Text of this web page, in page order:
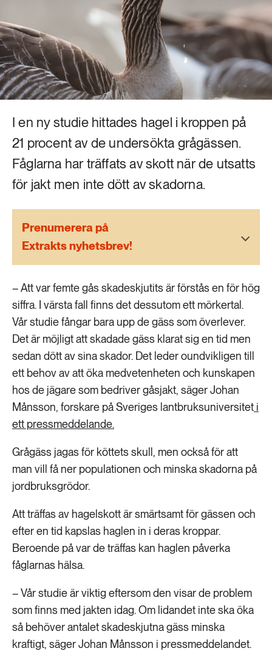
Mat & jordbruk
Skog
Social hållbarhet
Transport
Vatten
252 ARTIKLAR
Landsbygd
939 ARTIKLAR
Livsstil & konsumtion
612 ARTIKLAR
Mat & jordbruk
262 ARTIKLAR
Skog
360 ARTIKLAR
Social hållbarhet
Transport
473 ARTIKLAR
Vatten
I en ny studie hittades hagel i kroppen på
21 procent av de undersökta grågässen.
Fåglarna har träffats av skott när de utsatts
för jakt men inte dött av skadorna.
Prenumerera på
Extrakts nyhetsbrev!
– Att var femte gås skadeskjutits är förstås en för hög
siffra. I värsta fall finns det dessutom ett mörkertal.
Vår studie fångar bara upp de gäss som överlever.
Det är möjligt att skadade gäss klarat sig en tid men
sedan dött av sina skador. Det leder oundvikligen till
ett behov av att öka medvetenheten och kunskapen
hos de jägare som bedriver gåsjakt, säger Johan
Månsson, forskare på Sveriges lantbruksuniversitet i
ett pressmeddelande.
Grågäss jagas för köttets skull, men också för att
man vill få ner populationen och minska skadorna på
jordbruksgrödor.
Att träffas av hagelskott är smärtsamt för gässen och
efter en tid kapslas haglen in i deras kroppar.
Beroende på var de träffas kan haglen påverka
fåglarnas hälsa.
– Vår studie är viktig eftersom den visar de problem
som finns med jakten idag. Om lidandet inte ska öka
så behöver antalet skadeskjutna gäss minska
kraftigt, säger Johan Månsson i pressmeddelandet.